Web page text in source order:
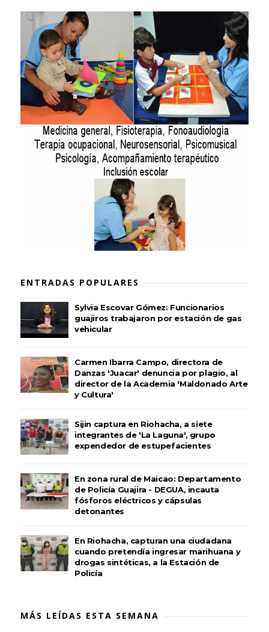
ENTRADAS POPULARES
Sylvia Escovar Gómez: Funcionarios
guajiros trabajaron por estación de gas
vehicular
Carmen Ibarra Campo, directora de
Danzas 'Juacar' denuncia por plagio, al
director de la Academia 'Maldonado Arte
y Cultura'
Sijin captura en Riohacha, a siete
integrantes de 'La Laguna', grupo
expendedor de estupefacientes
En zona rural de Maicao: Departamento
de Policía Guajira - DEGUA, incauta
fósforos eléctricos y cápsulas
detonantes
En Riohacha, capturan una ciudadana
cuando pretendía ingresar marihuana y
drogas sintéticas, a la Estación de
Policía
MÁS LEÍDAS ESTA SEMANA